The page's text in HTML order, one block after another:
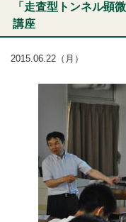
「走査型トンネル顕
講座
2015.06.22（月）